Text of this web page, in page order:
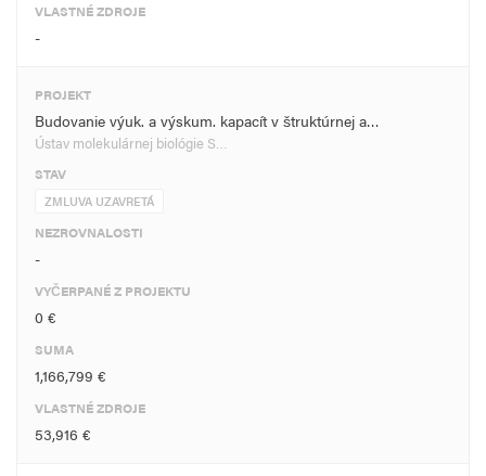
VLASTNÉ ZDROJE
-
PROJEKT
Budovanie výuk. a výskum. kapacít v štruktúrnej a…
Ústav molekulárnej biológie S…
STAV
ZMLUVA UZAVRETÁ
NEZROVNALOSTI
-
VYČERPANÉ Z PROJEKTU
0 €
SUMA
1,166,799 €
VLASTNÉ ZDROJE
53,916 €